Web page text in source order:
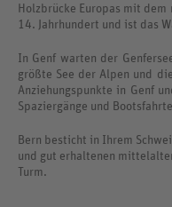
Holzbrücke Europas mit
14. Jahrhundert und ist das
In Genf warten der
größte See der Alpen und
Anziehungspunkte in Genf
Spaziergänge und
Bern besticht in Ihrem
und gut erhaltenen
Turm.